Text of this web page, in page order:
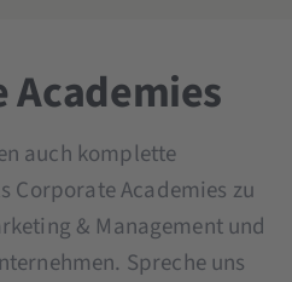
KI im Unternehmen
Academies
auch komplette
Corporate Academies zu
& Management und
Spreche uns